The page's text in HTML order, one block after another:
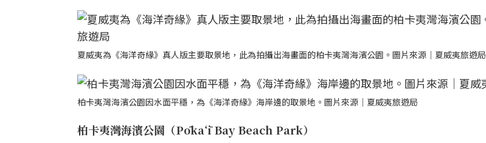
夏威夷為《海洋奇緣》真人版主要取景地，此為拍攝出海畫面的柏卡夷灣海濱公園。圖片來源｜夏威夷旅遊局
柏卡夷灣海濱公園因水面平穩，為《海洋奇緣》海岸邊的取景地。圖片來源｜夏威夷旅遊局
柏卡夷灣海濱公園（Pōkaʻī Bay Beach Park）